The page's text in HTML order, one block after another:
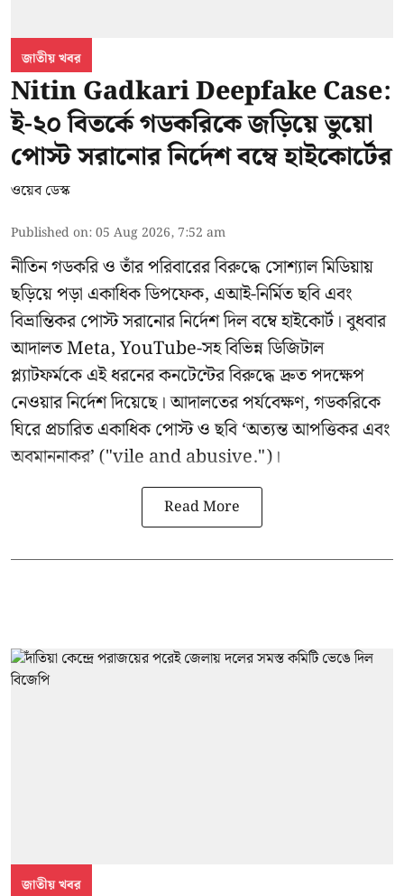
জাতীয় খবর
Nitin Gadkari Deepfake Case:
ই-২০ বিতর্কে গডকরিকে জড়িয়ে ভুয়ো
পোস্ট সরানোর নির্দেশ বম্বে হাইকোর্টের
ওয়েব ডেস্ক
Published on:05 Aug 2026, 7:52 am
নীতিন গডকরি ও তাঁর পরিবারের বিরুদ্ধে সোশ্যাল মিডিয়ায়
ছড়িয়ে পড়া একাধিক ডিপফেক, এআই-নির্মিত ছবি এবং
বিভ্রান্তিকর পোস্ট সরানোর নির্দেশ দিল বম্বে হাইকোর্ট। বুধবার
আদালত Meta, YouTube-সহ বিভিন্ন ডিজিটাল
প্ল্যাটফর্মকে এই ধরনের কনটেন্টের বিরুদ্ধে দ্রুত পদক্ষেপ
নেওয়ার নির্দেশ দিয়েছে। আদালতের পর্যবেক্ষণ, গডকরিকে
ঘিরে প্রচারিত একাধিক পোস্ট ও ছবি ‘অত্যন্ত আপত্তিকর এবং
অবমাননাকর’ ("vile and abusive.")।
Read More
জাতীয় খবর